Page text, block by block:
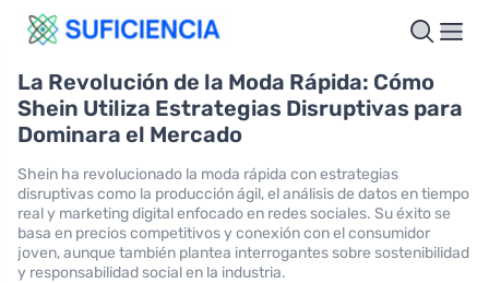
La Revolución de la Moda Rápida: Cómo
Shein Utiliza Estrategias Disruptivas para
Dominara el Mercado
Shein ha revolucionado la moda rápida con estrategias
disruptivas como la producción ágil, el análisis de datos en tiempo
real y marketing digital enfocado en redes sociales. Su éxito se
basa en precios competitivos y conexión con el consumidor
joven, aunque también plantea interrogantes sobre sostenibilidad
y responsabilidad social en la industria.